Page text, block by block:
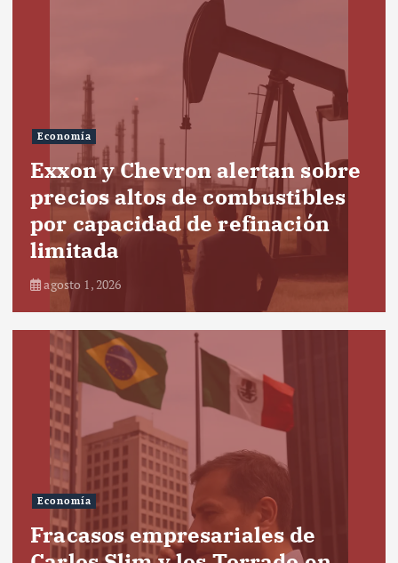
Economía
Exxon y Chevron alertan sobre
precios altos de combustibles
por capacidad de refinación
limitada
agosto 1, 2026
Economía
Fracasos empresariales de